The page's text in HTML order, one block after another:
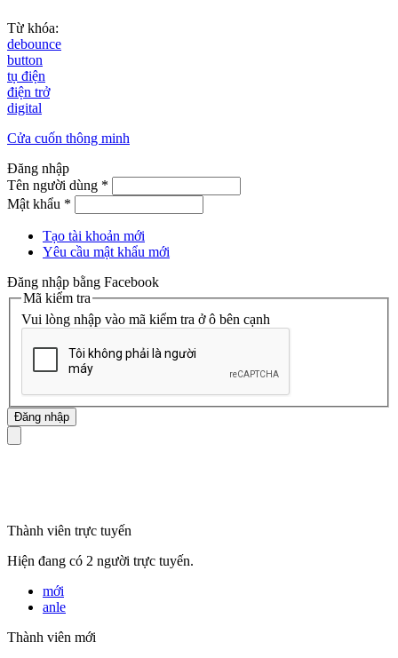
Từ khóa:
debounce
button
tụ điện
điện trở
digital
Cửa cuốn thông minh
Đăng nhập
Tên người dùng *
Mật khẩu *
Tạo tài khoản mới
Yêu cầu mật khẩu mới
Đăng nhập bằng Facebook
Mã kiểm tra
Vui lòng nhập vào mã kiểm tra ở ô bên cạnh
Thành viên trực tuyến
Hiện đang có 2 người trực tuyến.
mới
anle
Thành viên mới